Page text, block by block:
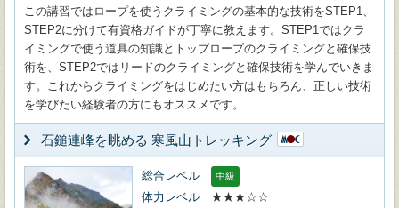
この講習ではロープを使うクライミングの基本的な技術をSTEP1、
STEP2に分けて有資格ガイドが丁寧に教えます。STEP1ではクラ
イミングで使う道具の知識とトップロープのクライミングと確保技
術を、STEP2ではリードのクライミングと確保技術を学んでいきま
す。これからクライミングをはじめたい方はもちろん、正しい技術
を学びたい経験者の方にもオススメです。
石鎚連峰を眺める 寒風山トレッキング
総合レベル 中級
体力レベル
★★★☆☆